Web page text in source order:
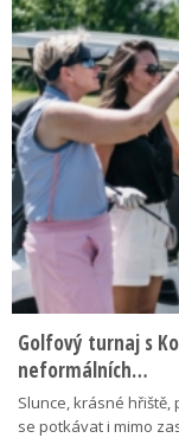
Golfový turnaj s
neformálních…
Slunce, krásné
se potkávat i mimo